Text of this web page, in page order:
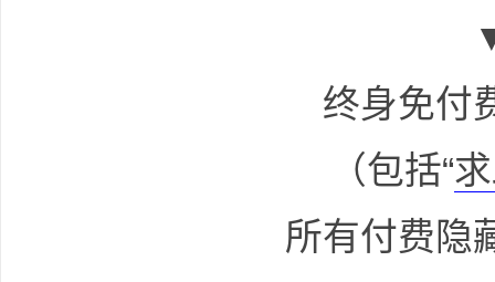
终身免付
（包括“
所有付费隐